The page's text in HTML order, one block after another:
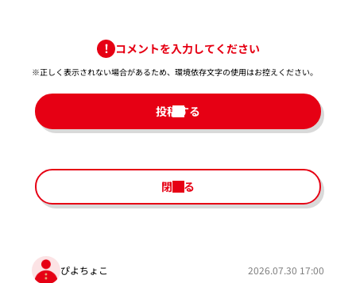
コメントを入力してください
※正しく表示されない場合があるため、環境依存文字の使用はお控えください。​
投稿する
閉じる
ぴよちょこ 2026.07.30 17:00